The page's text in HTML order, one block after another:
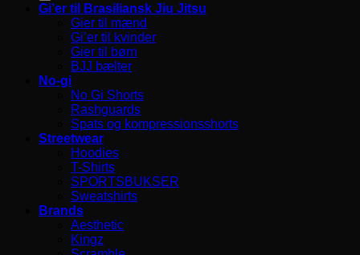
Gi’er til Brasiliansk Jiu Jitsu
Gier til mænd
Gi’er til kvinder
Gier til børn
BJJ bælter
No-gi
No Gi Shorts
Rashguards
Spats og kompressionsshorts
Streetwear
Hoodies
T-Shirts
SPORTSBUKSER
Sweatshirts
Brands
Aesthetic
Kingz